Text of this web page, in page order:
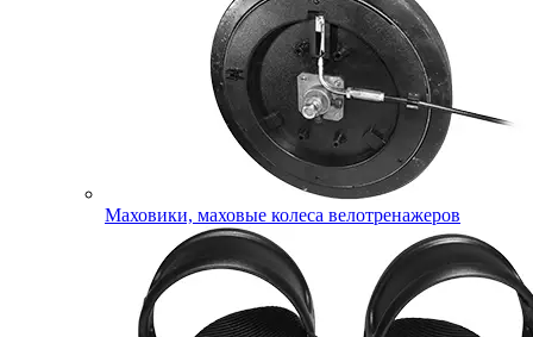
Маховики, маховые колеса велотренажеров